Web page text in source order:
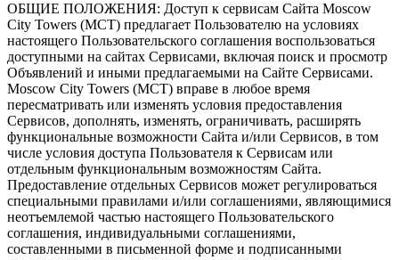
ОБЩИЕ ПОЛОЖЕНИЯ: Доступ к сервисам Сайта Moscow
City Towers (МСТ) предлагает Пользователю на условиях
настоящего Пользовательского соглашения воспользоваться
доступными на сайтах Сервисами, включая поиск и просмотр
Объявлений и иными предлагаемыми на Сайте Сервисами.
Moscow City Towers (МСТ) вправе в любое время
пересматривать или изменять условия предоставления
Сервисов, дополнять, изменять, ограничивать, расширять
функциональные возможности Сайта и/или Сервисов, в том
числе условия доступа Пользователя к Сервисам или
отдельным функциональным возможностям Сайта.
Предоставление отдельных Сервисов может регулироваться
специальными правилами и/или соглашениями, являющимися
неотъемлемой частью настоящего Пользовательского
соглашения, индивидуальными соглашениями,
составленными в письменной форме и подписанными